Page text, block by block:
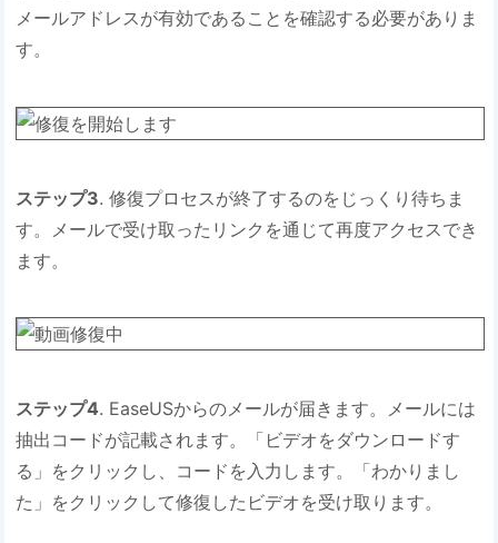
メールアドレスが有効であることを確認する必要がありま
す。
ステップ3. 修復プロセスが終了するのをじっくり待ちま
す。メールで受け取ったリンクを通じて再度アクセスでき
ます。
ステップ4. EaseUSからのメールが届きます。メールには
抽出コードが記載されます。「ビデオをダウンロードす
る」をクリックし、コードを入力します。「わかりまし
た」をクリックして修復したビデオを受け取ります。